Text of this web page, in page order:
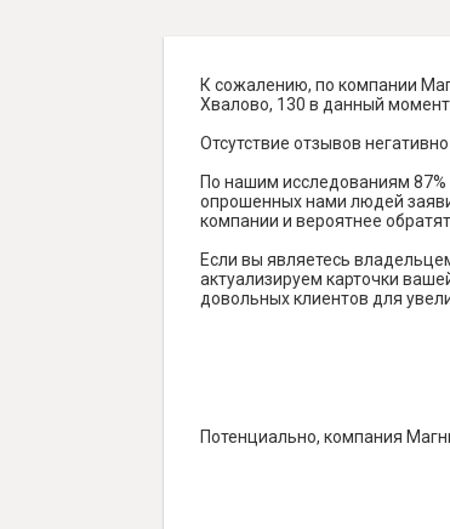
К сожалению, по компании
Хвалово, 130 в данный момент
Отсутствие отзывов
По нашим исследованиям 87%
опрошенных нами людей
компании и вероятнее
Если вы являетесь
актуализируем карточки
довольных клиентов для
Потенциально, компания